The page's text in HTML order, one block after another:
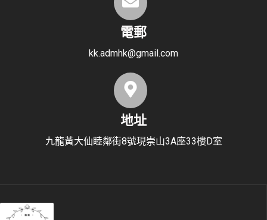
電郵
kk.admhk@gmail.com
地址
九龍黃大仙睦鄰街8號現崇山3A座33樓D室